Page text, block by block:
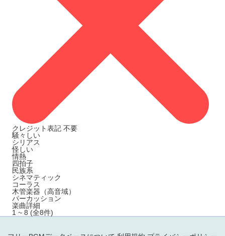
クレジット表記 不要
騒々しい
シリアス
怪しい
情熱
四拍子
民族系
シネマティック
コーラス
木管楽器（高音域）
パーカッション
楽曲詳細
1 ~ 8 (全8件)